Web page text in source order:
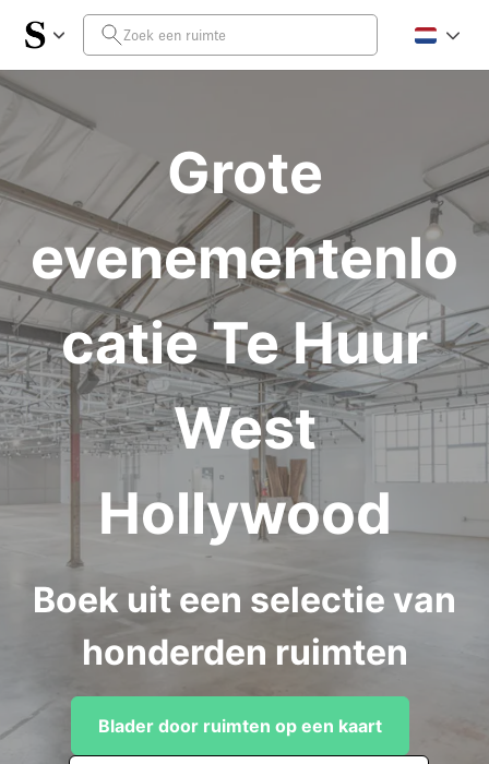
Grote
evenementenlo
catie Te Huur
West
Hollywood
Boek uit een selectie van
honderden ruimten
Blader door ruimten op een kaart